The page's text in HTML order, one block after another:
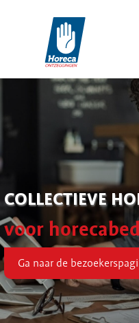
COLLECTIEVE
voor
Ga naar de